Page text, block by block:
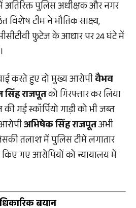
अतिरिक्त पुलिस अधीक्षक और नगर
विशेष टीम ने भौतिक साक्ष्य,
फुटेज के आधार पर 24 घंटे में
करते हुए दो मुख्य आरोपीवैभव
सिंह राजपूतको गिरफ्तार कर लिया
गई स्कॉर्पियो गाड़ी को भी जब्त
अभिषेक सिंह राजपूतअभी
तलाश में पुलिस टीमें लगातार
किए गए आरोपियों को न्यायालय में
बयान